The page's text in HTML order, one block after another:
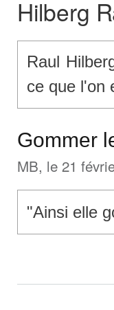
Hilberg
Raul
ce que l'on
Gommer
MB, le 21
"Ainsi elle